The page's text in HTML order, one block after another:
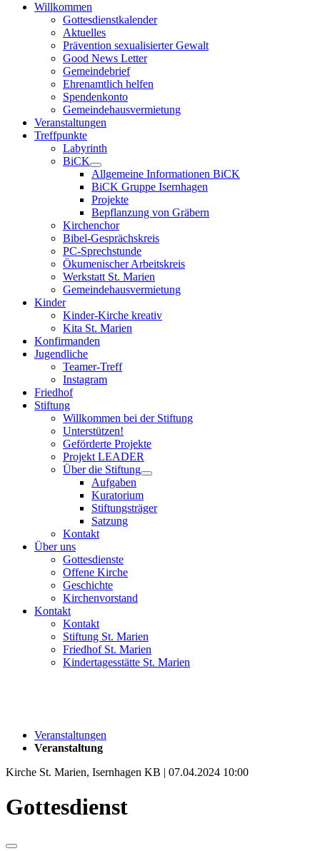
Willkommen
Gottesdienstkalender
Aktuelles
Prävention sexualisierter Gewalt
Good News Letter
Gemeindebrief
Ehrenamtlich helfen
Spendenkonto
Gemeindehausvermietung
Veranstaltungen
Treffpunkte
Labyrinth
BiCK
Allgemeine Informationen BiCK
BiCK Gruppe Isernhagen
Projekte
Bepflanzung von Gräbern
Kirchenchor
Bibel-Gesprächskreis
PC-Sprechstunde
Ökumenischer Arbeitskreis
Werkstatt St. Marien
Gemeindehausvermietung
Kinder
Kinder-Kirche kreativ
Kita St. Marien
Konfirmanden
Jugendliche
Teamer-Treff
Instagram
Friedhof
Stiftung
Willkommen bei der Stiftung
Unterstützen!
Geförderte Projekte
Projekt LEADER
Über die Stiftung
Aufgaben
Kuratorium
Stiftungsträger
Satzung
Kontakt
Über uns
Gottesdienste
Offene Kirche
Geschichte
Kirchenvorstand
Kontakt
Kontakt
Stiftung St. Marien
Friedhof St. Marien
Kindertagesstätte St. Marien
Veranstaltungen
Veranstaltung
Kirche St. Marien, Isernhagen KB | 07.04.2024 10:00
Gottesdienst